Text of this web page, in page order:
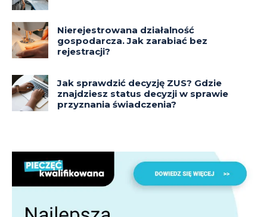
Nierejestrowana działalność
gospodarcza. Jak zarabiać bez
rejestracji?
Jak sprawdzić decyzję ZUS? Gdzie
znajdziesz status decyzji w sprawie
przyznania świadczenia?